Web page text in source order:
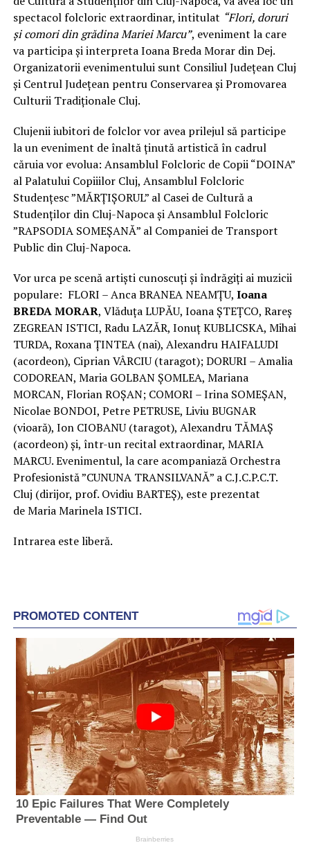
spectacol folcloric extraordinar, intitulat “Flori, doruri
și comori din grădina Mariei Marcu”, eveniment la care
va participa și interpreta Ioana Breda Morar din Dej.
Organizatorii evenimentului sunt Consiliul Judeţean Cluj
şi Centrul Judeţean pentru Conservarea şi Promovarea
Culturii Tradiţionale Cluj.
Clujenii iubitori de folclor vor avea prilejul să participe
la un eveniment de înaltă ţinută artistică în cadrul
căruia vor evolua: Ansamblul Folcloric de Copii “DOINA”
al Palatului Copiiilor Cluj, Ansamblul Folcloric
Studențesc ”MĂRȚIȘORUL” al Casei de Cultură a
Studenților din Cluj-Napoca și Ansamblul Folcloric
”RAPSODIA SOMEȘANĂ” al Companiei de Transport
Public din Cluj-Napoca.
Vor urca pe scenă artiști cunoscuți și îndrăgiți ai muzicii
populare: FLORI – Anca BRANEA NEAMȚU, Ioana
BREDA MORAR, Vlăduța LUPĂU, Ioana ȘTEȚCO, Rareș
ZEGREAN ISTICI, Radu LAZĂR, Ionuț KUBLICSKA, Mihai
TURDA, Roxana ȚINTEA (nai), Alexandru HAIFALUDI
(acordeon), Ciprian VÂRCIU (taragot); DORURI – Amalia
CODOREAN, Maria GOLBAN ȘOMLEA, Mariana
MORCAN, Florian ROȘAN; COMORI – Irina SOMEȘAN,
Nicolae BONDOI, Petre PETRUSE, Liviu BUGNAR
(vioară), Ion CIOBANU (taragot), Alexandru TĂMAȘ
(acordeon) și, într-un recital extraordinar, MARIA
MARCU. Evenimentul, la care acompaniază Orchestra
Profesionistă ”CUNUNA TRANSILVANĂ” a C.J.C.P.C.T.
Cluj (dirijor, prof. Ovidiu BARTEȘ), este prezentat
de Maria Marinela ISTICI.
Intrarea este liberă.